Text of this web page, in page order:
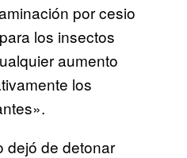
por cesio
los insectos
aumento
los
dejó de detonar